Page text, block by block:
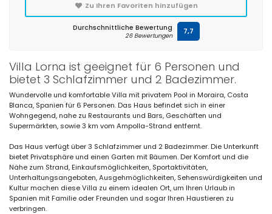
Villa Lorna ist geeignet für 6 Personen und
bietet 3 Schlafzimmer und 2 Badezimmer.
Wundervolle und komfortable Villa mit privatem Pool in Moraira, Costa
Blanca, Spanien für 6 Personen. Das Haus befindet sich in einer
Wohngegend, nahe zu Restaurants und Bars, Geschäften und
Supermärkten, sowie 3 km vom Ampolla-Strand entfernt.
Das Haus verfügt über 3 Schlafzimmer und 2 Badezimmer. Die Unterkunft
bietet Privatsphäre und einen Garten mit Bäumen. Der Komfort und die
Nähe zum Strand, Einkaufsmöglichkeiten, Sportaktivitäten,
Unterhaltungsangeboten, Ausgehmöglichkeiten, Sehenswürdigkeiten und
Kultur machen diese Villa zu einem idealen Ort, um Ihren Urlaub in
Spanien mit Familie oder Freunden und sogar Ihren Haustieren zu
verbringen.
Zu Ihren Favoriten hinzufügen
Durchschnittliche Bewertung
26 Bewertungen 7,7